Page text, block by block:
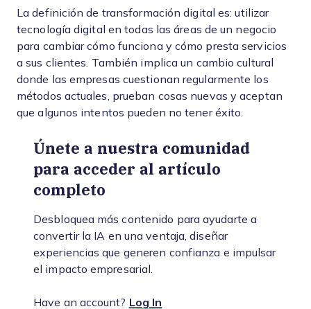
La definición de transformación digital es: utilizar
tecnología digital en todas las áreas de un negocio
para cambiar cómo funciona y cómo presta servicios
a sus clientes. También implica un cambio cultural
donde las empresas cuestionan regularmente los
métodos actuales, prueban cosas nuevas y aceptan
que algunos intentos pueden no tener éxito.
Únete a nuestra comunidad
para acceder al artículo
completo
Desbloquea más contenido para ayudarte a
convertir la IA en una ventaja, diseñar
experiencias que generen confianza e impulsar
el impacto empresarial.
Have an account? Log In